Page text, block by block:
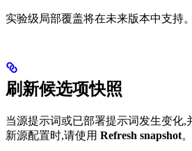
实验级局部覆盖将在未来版本中支持。
刷新候选项快照
当源提示词或已部署提示词发生变化,
新源配置时,请使用 Refresh snapshot。